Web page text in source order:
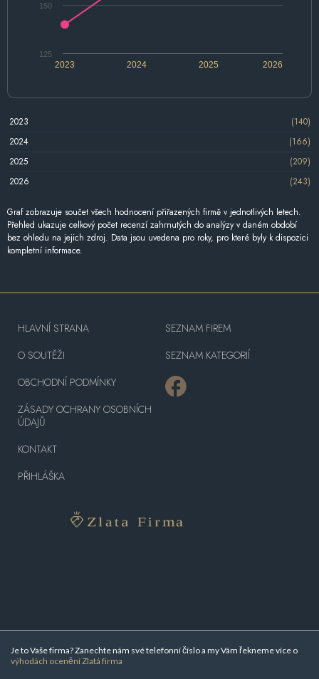
2024 2026
2023 2025
125
150
2023
(140)
2024
(166)
2025
(209)
2026
(243)
Graf zobrazuje součet všech hodnocení přiřazených firmě v jednotlivých letech.
Přehled ukazuje celkový počet recenzí zahrnutých do analýzy v daném období
bez ohledu na jejich zdroj. Data jsou uvedena pro roky, pro které byly k dispozici
kompletní informace.
Je to Vaše firma? Zanechte nám své telefonní číslo a my Vám řekneme více o
výhodách ocenění Zlatá firma
HLAVNÍ STRANA
O SOUTĚŽI
OBCHODNÍ PODMÍNKY
ZÁSADY OCHRANY OSOBNÍCH
ÚDAJŮ
KONTAKT
PŘIHLÁŠKA
SEZNAM FIREM
SEZNAM KATEGORIÍ